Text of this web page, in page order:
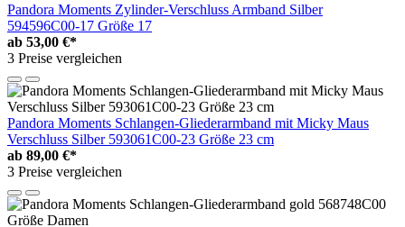
Pandora Moments Zylinder-Verschluss Armband Silber
594596C00-17 Größe 17
ab 53,00 €*
3 Preise vergleichen
Pandora Moments Schlangen-Gliederarmband mit Micky Maus
Verschluss Silber 593061C00-23 Größe 23 cm
ab 89,00 €*
3 Preise vergleichen